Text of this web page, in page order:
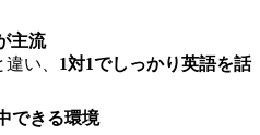
主流
い、 1対1でしっかり英語を話
できる環境